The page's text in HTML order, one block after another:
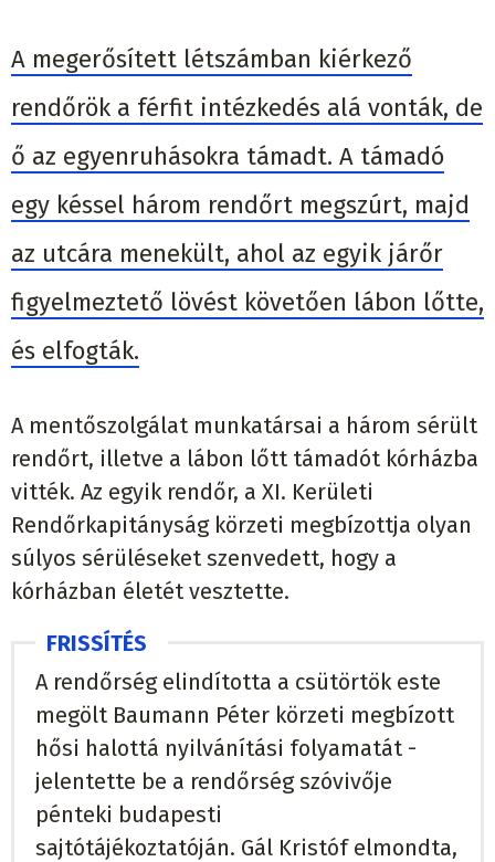
A megerősített létszámban kiérkező
rendőrök a férfit intézkedés alá vonták, de
ő az egyenruhásokra támadt. A támadó
egy késsel három rendőrt megszúrt, majd
az utcára menekült, ahol az egyik járőr
figyelmeztető lövést követően lábon lőtte,
és elfogták.
A mentőszolgálat munkatársai a három sérült
rendőrt, illetve a lábon lőtt támadót kórházba
vitték. Az egyik rendőr, a XI. Kerületi
Rendőrkapitányság körzeti megbízottja olyan
súlyos sérüléseket szenvedett, hogy a
kórházban életét vesztette.
A rendőrség elindította a csütörtök este
megölt Baumann Péter körzeti megbízott
hősi halottá nyilvánítási folyamatát -
jelentette be a rendőrség szóvivője
pénteki budapesti
sajtótájékoztatóján. Gál Kristóf elmondta,